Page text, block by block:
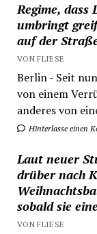
Regime,
umbringt
auf der
VON FLIESE
Berlin - Seit
von einem
anderes von
Hinterlasse einen
Laut neuer
drüber nach
sobald sie
VON FLIESE